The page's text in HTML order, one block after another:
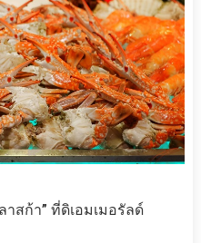
าสก้า” ที่ดิเอมเมอรัลด์